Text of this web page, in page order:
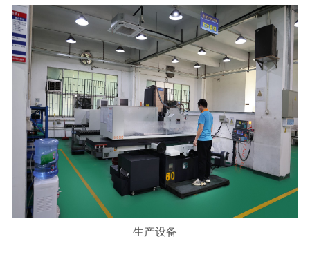
生产设备